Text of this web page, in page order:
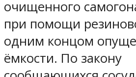
очищенного
при помощи
одним концом
ёмкости. По закону